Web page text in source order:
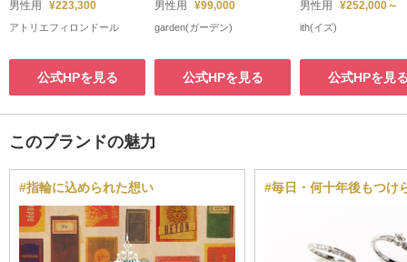
男性用
¥223,300
アトリエフィロンドール
公式HPを見る
男性用
¥99,000
garden(ガーデン)
公式HPを見る
男性用
¥252,000～
ith(イズ)
公式HPを見
このブランドの魅力
#指輪に込められた想い #毎日・何十年後もつけ